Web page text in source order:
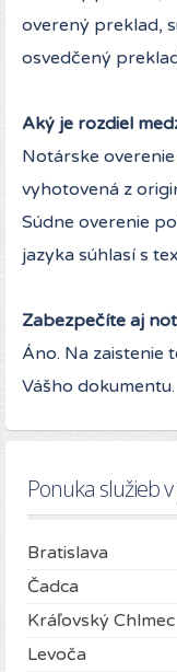
overený preklad,
osvedčený
Aký je rozdiel
Notárske
vyhotovená z
Súdne overenie
jazyka súhlasí s
Zabezpečíte aj
Áno. Na zaistenie
Vášho dokumentu.
Ponuka služieb
Bratislava
Čadca
Kráľovský Chlmec
Levoča